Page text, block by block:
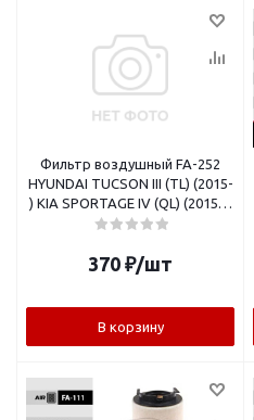
Фильтр воздушный FA-252
HYUNDAI TUCSON III (TL) (2015-
) KIA SPORTAGE IV (QL) (2015- )
FORTECH
370 ₽/шт
В корзину